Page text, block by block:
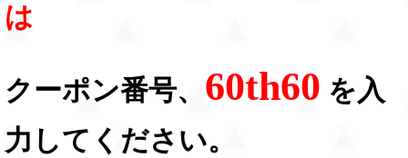
は
クーポン番号、 60th60 を入
力してください。